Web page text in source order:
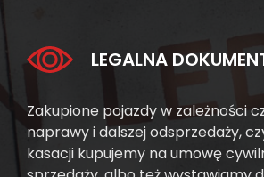
LEGALNA
Zakupione pojazdy w zależności
naprawy i dalszej odsprzedaży,
kasacji kupujemy na umowę